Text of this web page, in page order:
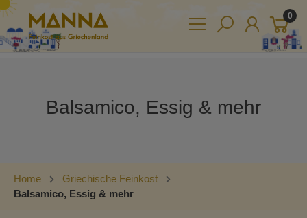
0
Balsamico, Essig & mehr
Home
Griechische Feinkost
Balsamico, Essig & mehr